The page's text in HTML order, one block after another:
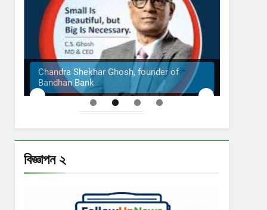
Chandra Shekhar Ghosh, founder of
Bandhan Bank
বিজ্ঞাপন ২